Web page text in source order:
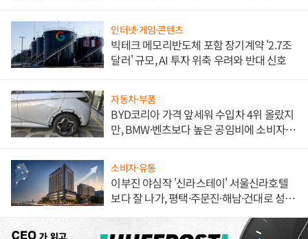
인터넷·게임·콘텐츠
빅테크 메모리반도체 포함 장기계약 '2.7조
달러' 규모, AI 투자 위축 우려와 반대 신호
자동차·부품
BYD코리아 가격 앞세워 수입차 4위 올랐지
만, BMW·벤츠보다 높은 공임비에 소비자
소비자·유통
이부진 야심작 '신라스테이' 서울신라호텔
보다 잘 나가, 평택·주문진·해남·건대로 성